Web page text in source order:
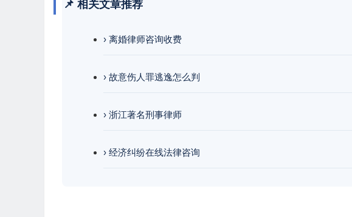
📌 相关文章推荐
› 离婚律师咨询收费
› 故意伤人罪逃逸怎么判
› 浙江著名刑事律师
› 经济纠纷在线法律咨询